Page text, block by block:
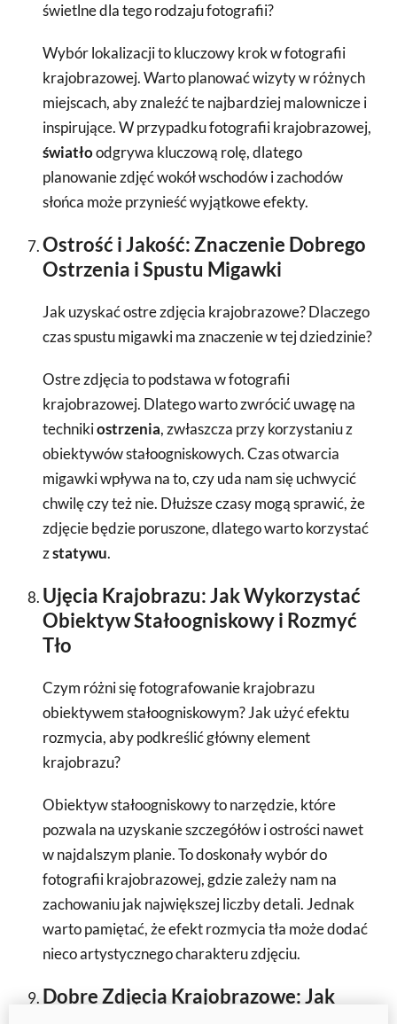
świetlne dla tego rodzaju fotografii?
Wybór lokalizacji to kluczowy krok w fotografii
krajobrazowej. Warto planować wizyty w różnych
miejscach, aby znaleźć te najbardziej malownicze i
inspirujące. W przypadku fotografii krajobrazowej,
światłoodgrywa kluczową rolę, dlatego
planowanie zdjęć wokół wschodów i zachodów
słońca może przynieść wyjątkowe efekty.
Ostrość i Jakość: Znaczenie Dobrego
Ostrzenia i Spustu Migawki
Jak uzyskać ostre zdjęcia krajobrazowe? Dlaczego
czas spustu migawki ma znaczenie w tej dziedzinie?
Ostre zdjęcia to podstawa w fotografii
krajobrazowej. Dlatego warto zwrócić uwagę na
technikiostrzenia, zwłaszcza przy korzystaniu z
obiektywów stałoogniskowych. Czas otwarcia
migawki wpływa na to, czy uda nam się uchwycić
chwilę czy też nie. Dłuższe czasy mogą sprawić, że
zdjęcie będzie poruszone, dlatego warto korzystać
zstatywu.
Ujęcia Krajobrazu: Jak Wykorzystać
Obiektyw Stałoogniskowy i Rozmyć
Tło
Czym różni się fotografowanie krajobrazu
obiektywem stałoogniskowym? Jak użyć efektu
rozmycia, aby podkreślić główny element
krajobrazu?
Obiektyw stałoogniskowy to narzędzie, które
pozwala na uzyskanie szczegółów i ostrości nawet
w najdalszym planie. To doskonały wybór do
fotografii krajobrazowej, gdzie zależy nam na
zachowaniu jak największej liczby detali. Jednak
warto pamiętać, że efekt rozmycia tła może dodać
nieco artystycznego charakteru zdjęciu.
Dobre Zdjęcia Krajobrazowe: Jak